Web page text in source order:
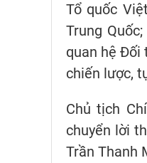
Tổ quốc
Trung
quan hệ Đối
chiến lược,
Chủ tịch
chuyển lời
Trần Thanh